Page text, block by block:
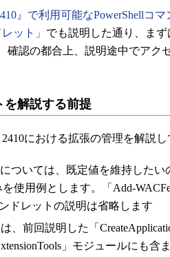
』で利用可能なPowerShellコ
ット」 でも説明した通り、ま
確認の都合上、説明途中でアク
を解説する前提
における拡張の管理を解説し
ついては、既定値を維持したい
使用例とします。「Add-
ドレットの説明は省略します
前回説明した「
」モジュールにも含